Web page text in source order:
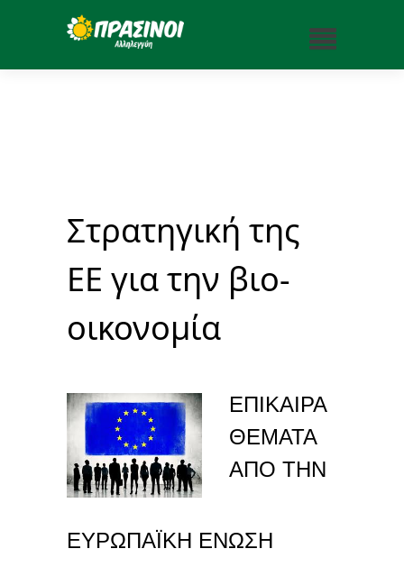
Στρατηγική της
ΕΕ για την βιο-
οικονομία
ΕΠΙΚΑΙΡΑ
ΘΕΜΑΤΑ
ΑΠΟ ΤΗΝ
ΕΥΡΩΠΑΪΚΗ ΕΝΩΣΗ